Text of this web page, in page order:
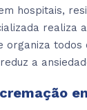
hospitais,
realiza
organiza
a